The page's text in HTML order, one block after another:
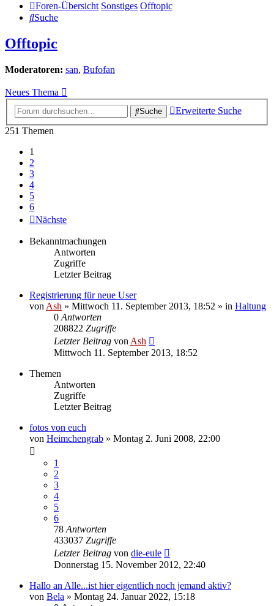
Foren-Übersicht Sonstiges Offtopic
Suche
Offtopic
Moderatoren: san, Bufofan
Neues Thema
Suche
Erweiterte Suche
251 Themen
1
2
3
4
5
6
Nächste
Bekanntmachungen
Antworten
Zugriffe
Letzter Beitrag
Registrierung für neue User
von Ash » Mittwoch 11. September 2013, 18:52 » in Haltung
0 Antworten
208822 Zugriffe
Letzter Beitrag von Ash
Mittwoch 11. September 2013, 18:52
Themen
Antworten
Zugriffe
Letzter Beitrag
fotos von euch
von Heimchengrab » Montag 2. Juni 2008, 22:00
1
2
3
4
5
6
78 Antworten
433037 Zugriffe
Letzter Beitrag von die-eule
Donnerstag 15. November 2012, 22:40
Hallo an Alle...ist hier eigentlich noch jemand aktiv?
von Bela » Montag 24. Januar 2022, 15:18